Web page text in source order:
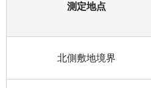
測定地点
北側敷地境界